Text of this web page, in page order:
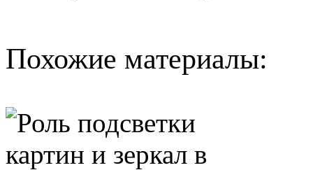
Похожие материалы: